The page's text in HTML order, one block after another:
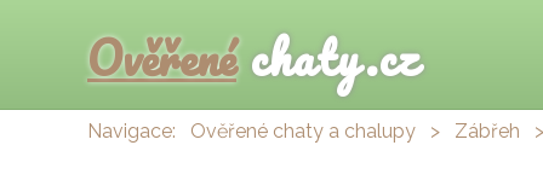
Ověřenéchaty.cz
Navigace: Ověřené chaty a chalupy > Zábřeh